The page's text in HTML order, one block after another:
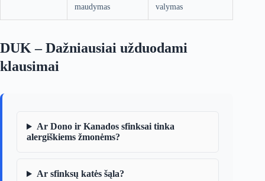
maudymas
valymas
DUK – Dažniausiai užduodami
klausimai
Ar Dono ir Kanados sfinksai tinka
alergiškiems žmonėms?
Ar sfinksų katės šąla?